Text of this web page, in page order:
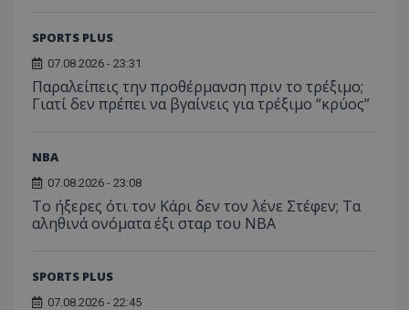
SPORTS PLUS
07.08.2026 - 23:31
Παραλείπεις την προθέρμανση πριν το τρέξιμο;
Γιατί δεν πρέπει να βγαίνεις για τρέξιμο “κρύος”
NBA
07.08.2026 - 23:08
Το ήξερες ότι τον Κάρι δεν τον λένε Στέφεν; Τα
αληθινά ονόματα έξι σταρ του NBA
SPORTS PLUS
07.08.2026 - 22:45